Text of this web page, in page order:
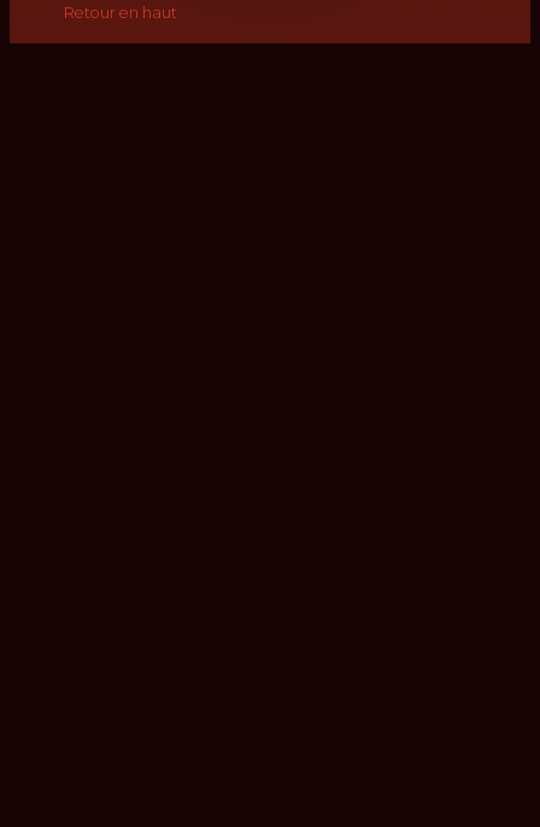
Retour en haut